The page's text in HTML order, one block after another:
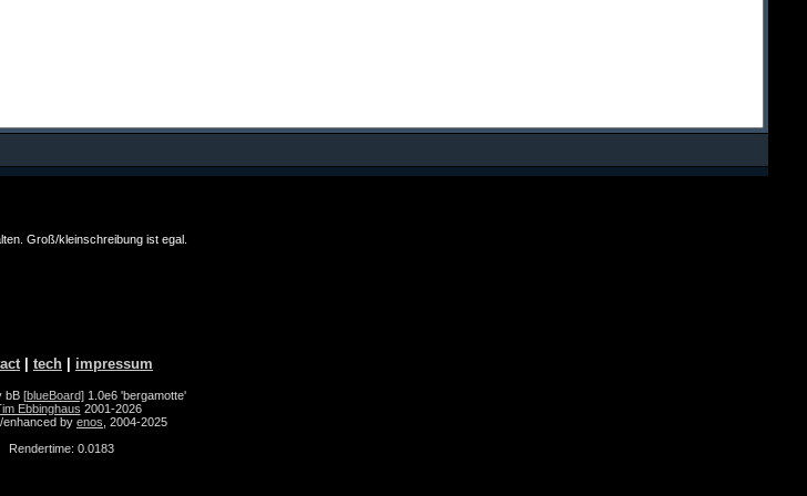
Groß/kleinschreibung ist egal.
| tech | impressum
bB [blueBoard] 1.0e6 'bergamotte'
Ebbinghaus 2001-2026
enhanced by enos , 2004-2025
Rendertime: 0.0183